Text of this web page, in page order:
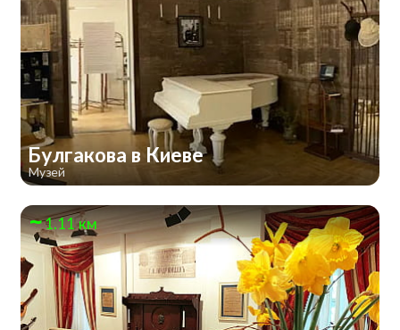
Булгакова в Киеве
Музей
1.11 км